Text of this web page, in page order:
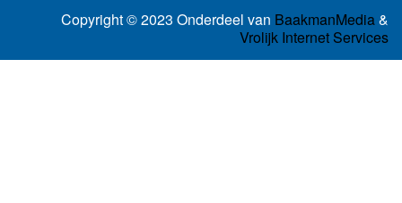
Copyright © 2023 Onderdeel van BaakmanMedia&
Vrolijk Internet Services